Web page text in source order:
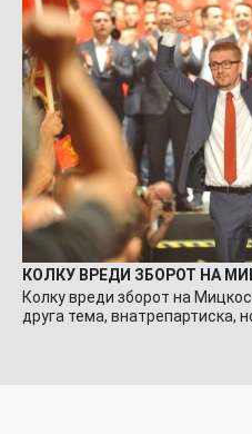
КОЛКУ ВРЕДИ ЗБОРОТ НА
Колку вреди зборот на
друга тема, внатрепартиска,